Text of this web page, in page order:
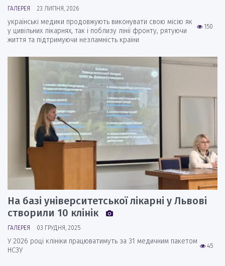
ГАЛЕРЕЯ 23 ЛИПНЯ, 2026
150
українські медики продовжують виконувати свою місію як
у цивільних лікарнях, так і поблизу лінії фронту, рятуючи
життя та підтримуючи незламність країни
На базі університетської лікарні у Львові
створили 10 клінік
ГАЛЕРЕЯ 03 ГРУДНЯ, 2025
45
У 2026 році клініки працюватимуть за 31 медичним пакетом
НСЗУ